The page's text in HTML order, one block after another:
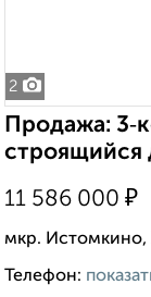
2
Продажа:
строящийся
11 586 000 ₽
мкр.
Телефон: